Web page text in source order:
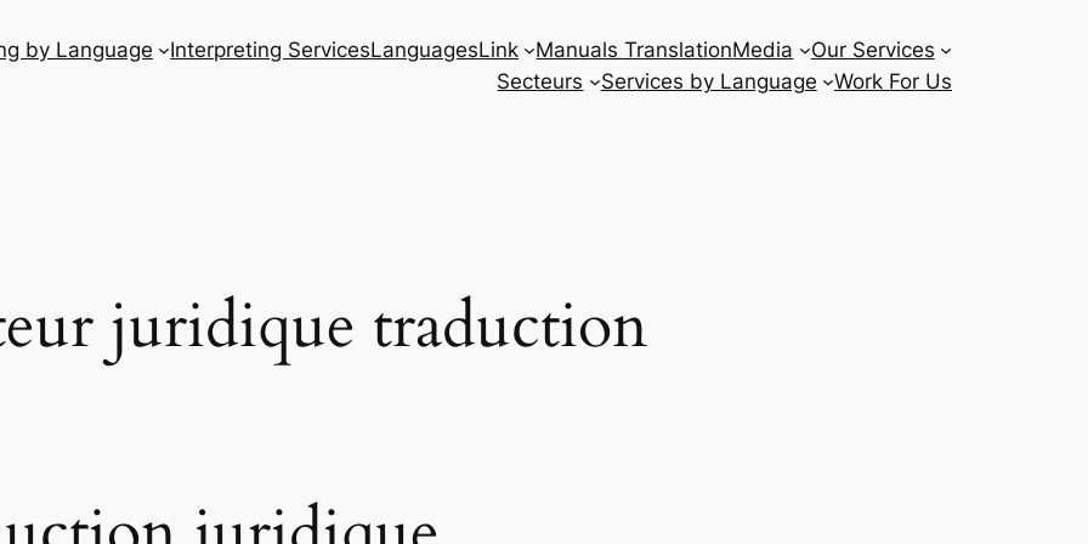
by Language Interpreting ServicesLanguagesLink Manuals TranslationMedia
Our Services
Secteurs
Services by Language Work For Us
juridique traduction